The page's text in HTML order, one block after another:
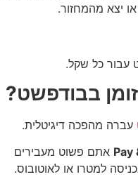
עבור כל שקל.
עברה מהפכה דיגיטלית.
Pay אתם פשוט מעבירים
למטרו או לאוטובוס.